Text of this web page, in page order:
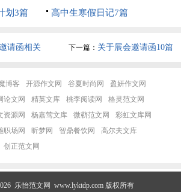
感
划3篇 高中生寒假日记7篇
请函相关
下一篇： 关于展会邀请函10篇
博客 开源作文网 谷夏时尚网
盈妍作文网
论文网 精英文库 桃李阅读网
格灵范文网
资源网 杨嘉莺文库 微蕲范文网
彩虹文库网
职场网 昕梦网 智鼎餐饮网
高尔夫文库
创正范文网
乐怡范文网 www.lyktdp.com 版权所有